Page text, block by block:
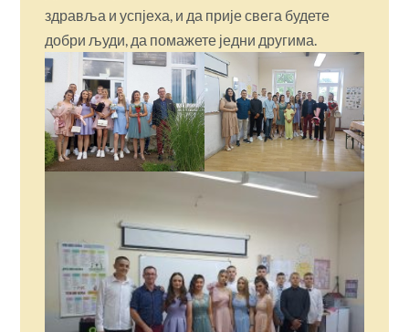
здравља и успјеха, и да прије свега будете
добри људи, да помажете једни другима.